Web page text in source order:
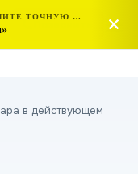
в действующем
ОТВЕТЬЕ НА 4 ВОПРОСА И ПРОЛУЧИТЕ ТОЧНУЮ СТОИМОСТЬ